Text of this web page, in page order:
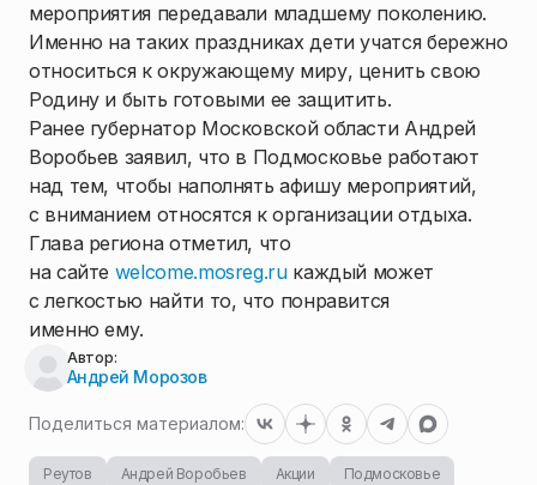
мероприятия передавали младшему поколению.
Именно на таких праздниках дети учатся бережно
относиться к окружающему миру, ценить свою
Родину и быть готовыми ее защитить.
Ранее губернатор Московской области Андрей
Воробьев заявил, что в Подмосковье работают
над тем, чтобы наполнять афишу мероприятий,
с вниманием относятся к организации отдыха.
Глава региона отметил, что
на сайте welcome.mosreg.ruкаждый может
с легкостью найти то, что понравится
именно ему.
Автор:
Андрей Морозов
Поделиться материалом:
Реутов Андрей Воробьев Акции Подмосковье